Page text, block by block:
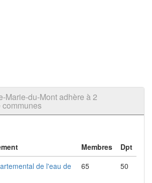
Marie-du-Mont adhère à 2
Membres
Dpt
de l'eau de
65 50